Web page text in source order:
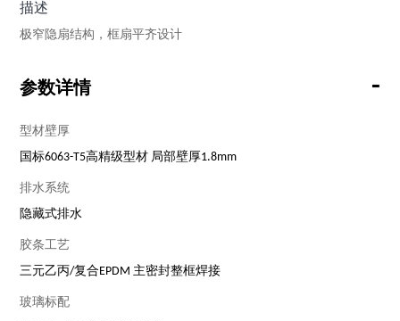
描述
极窄隐扇结构，框扇平齐设计
参数详情 -
型材壁厚
国标6063-T5高精级型材 局部壁厚1.8mm
排水系统
隐藏式排水
胶条工艺
三元乙丙/复合EPDM 主密封整框焊接
玻璃标配